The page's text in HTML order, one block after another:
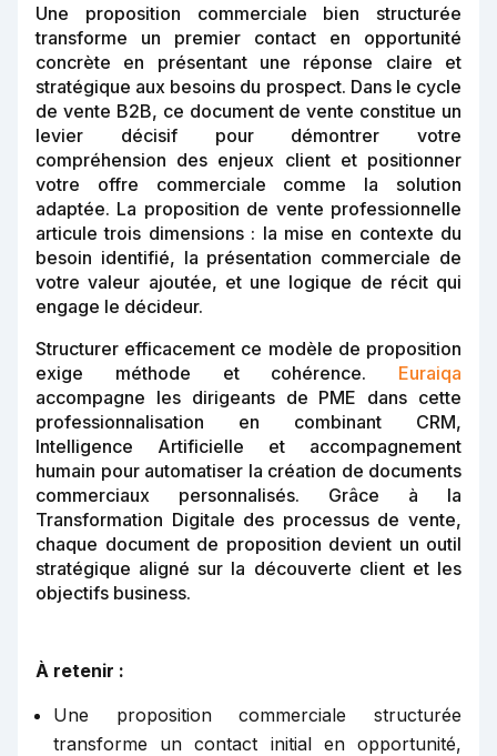
Une proposition commerciale bien structurée
transforme un premier contact en opportunité
concrète en présentant une réponse claire et
stratégique aux besoins du prospect. Dans le cycle
de vente B2B, ce document de vente constitue un
levier décisif pour démontrer votre
compréhension des enjeux client et positionner
votre offre commerciale comme la solution
adaptée. La proposition de vente professionnelle
articule trois dimensions : la mise en contexte du
besoin identifié, la présentation commerciale de
votre valeur ajoutée, et une logique de récit qui
engage le décideur.
Structurer efficacement ce modèle de proposition
exige méthode et cohérence. Euraiqa
accompagne les dirigeants de PME dans cette
professionnalisation en combinant CRM,
Intelligence Artificielle et accompagnement
humain pour automatiser la création de documents
commerciaux personnalisés. Grâce à la
Transformation Digitale des processus de vente,
chaque document de proposition devient un outil
stratégique aligné sur la découverte client et les
objectifs business.
À retenir :
Une proposition commerciale structurée
transforme un contact initial en opportunité,